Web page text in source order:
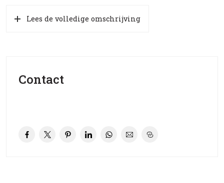
Lees de volledige omschrijving
Contact